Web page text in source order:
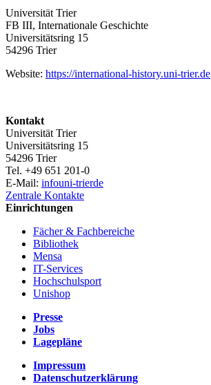
Universität Trier
FB III, Internationale Geschichte
Universitätsring 15
54296 Trier
Website: https://international-history.uni-trier.de
Kontakt
Universität Trier
Universitätsring 15
54296 Trier
Tel. +49 651 201-0
E-Mail: infouni-trierde
Zentrale Kontakte
Einrichtungen
Fächer & Fachbereiche
Bibliothek
Mensa
IT-Services
Hochschulsport
Unishop
Presse
Jobs
Lagepläne
Impressum
Datenschutzerklärung